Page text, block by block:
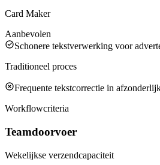
Card Maker
Aanbevolen
Schonere tekstverwerking voor
Traditioneel proces
Frequente tekstcorrectie in
Workflowcriteria
Teamdoorvoer
Wekelijkse verzendcapaciteit